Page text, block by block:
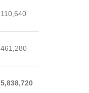
110,640
461,280
5,838,720